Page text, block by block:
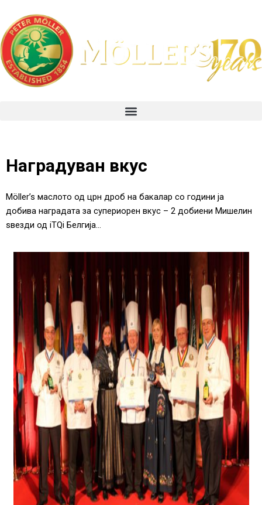
content
Menu
Наградуван вкус
Möller’s маслото од црн дроб на бакалар со години ја
добива наградата за супериорен вкус – 2 добиени Мишелин
ѕвезди од iTQi Белгија…